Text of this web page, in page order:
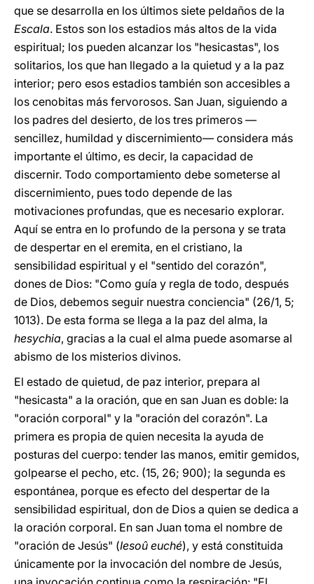
que se desarrolla en los últimos siete peldaños de la
Escala. Estos son los estadios más altos de la vida
espiritual; los pueden alcanzar los "hesicastas", los
solitarios, los que han llegado a la quietud y a la paz
interior; pero esos estadios también son accesibles a
los cenobitas más fervorosos. San Juan, siguiendo a
los padres del desierto, de los tres primeros —
sencillez, humildad y discernimiento— considera más
importante el último, es decir, la capacidad de
discernir. Todo comportamiento debe someterse al
discernimiento, pues todo depende de las
motivaciones profundas, que es necesario explorar.
Aquí se entra en lo profundo de la persona y se trata
de despertar en el eremita, en el cristiano, la
sensibilidad espiritual y el "sentido del corazón",
dones de Dios: "Como guía y regla de todo, después
de Dios, debemos seguir nuestra conciencia" (26/1, 5;
1013). De esta forma se llega a la paz del alma, la
hesychia, gracias a la cual el alma puede asomarse al
abismo de los misterios divinos.
El estado de quietud, de paz interior, prepara al
"hesicasta" a la oración, que en san Juan es doble: la
"oración corporal" y la "oración del corazón". La
primera es propia de quien necesita la ayuda de
posturas del cuerpo: tender las manos, emitir gemidos,
golpearse el pecho, etc. (15, 26; 900); la segunda es
espontánea, porque es efecto del despertar de la
sensibilidad espiritual, don de Dios a quien se dedica a
la oración corporal. En san Juan toma el nombre de
"oración de Jesús" (Iesoû euché), y está constituida
únicamente por la invocación del nombre de Jesús,